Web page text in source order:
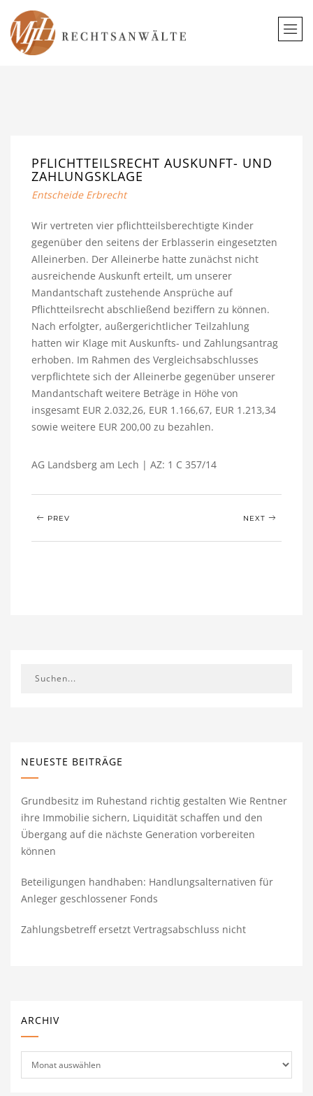
PFLICHTTEILSRECHT AUSKUNFT- UND
ZAHLUNGSKLAGE
Entscheide Erbrecht
Wir vertreten vier pflichtteilsberechtigte Kinder
gegenüber den seitens der Erblasserin eingesetzten
Alleinerben. Der Alleinerbe hatte zunächst nicht
ausreichende Auskunft erteilt, um unserer
Mandantschaft zustehende Ansprüche auf
Pflichtteilsrecht abschließend beziffern zu können.
Nach erfolgter, außergerichtlicher Teilzahlung
hatten wir Klage mit Auskunfts- und Zahlungsantrag
erhoben. Im Rahmen des Vergleichsabschlusses
verpflichtete sich der Alleinerbe gegenüber unserer
Mandantschaft weitere Beträge in Höhe von
insgesamt EUR 2.032,26, EUR 1.166,67, EUR 1.213,34
sowie weitere EUR 200,00 zu bezahlen.
AG Landsberg am Lech | AZ: 1 C 357/14
PREV NEXT
NEUESTE BEITRÄGE
Grundbesitz im Ruhestand richtig gestalten Wie Rentner
ihre Immobilie sichern, Liquidität schaffen und den
Übergang auf die nächste Generation vorbereiten
können
Beteiligungen handhaben: Handlungsalternativen für
Anleger geschlossener Fonds
Zahlungsbetreff ersetzt Vertragsabschluss nicht
ARCHIV